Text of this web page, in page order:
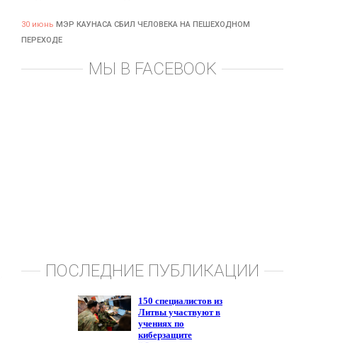
30 июнь МЭР КАУНАСА СБИЛ ЧЕЛОВЕКА НА ПЕШЕХОДНОМ
ПЕРЕХОДЕ
МЫ В FACEBOOK
ПОСЛЕДНИЕ ПУБЛИКАЦИИ